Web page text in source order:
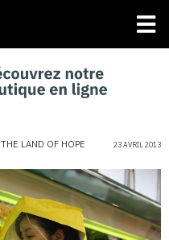
THE LAND OF HOPE 23 AVRIL 2013